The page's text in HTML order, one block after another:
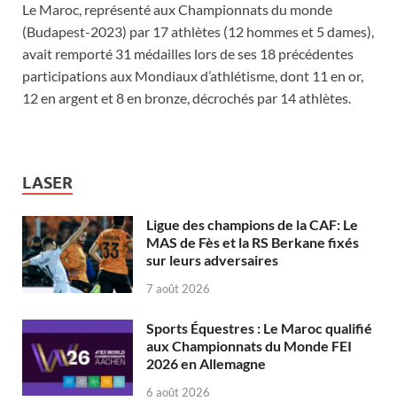
Le Maroc, représenté aux Championnats du monde
(Budapest-2023) par 17 athlètes (12 hommes et 5 dames),
avait remporté 31 médailles lors de ses 18 précédentes
participations aux Mondiaux d’athlétisme, dont 11 en or,
12 en argent et 8 en bronze, décrochés par 14 athlètes.
LASER
Ligue des champions de la CAF: Le
MAS de Fès et la RS Berkane fixés
sur leurs adversaires
7 août 2026
Sports Équestres : Le Maroc qualifié
aux Championnats du Monde FEI
2026 en Allemagne
6 août 2026